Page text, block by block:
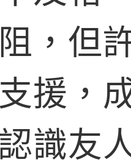
，但
援，
識友